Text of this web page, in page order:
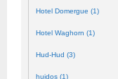
Hotel Domergue (1)
Hotel Waghorn (1)
Hud-Hud (3)
huidos (1)